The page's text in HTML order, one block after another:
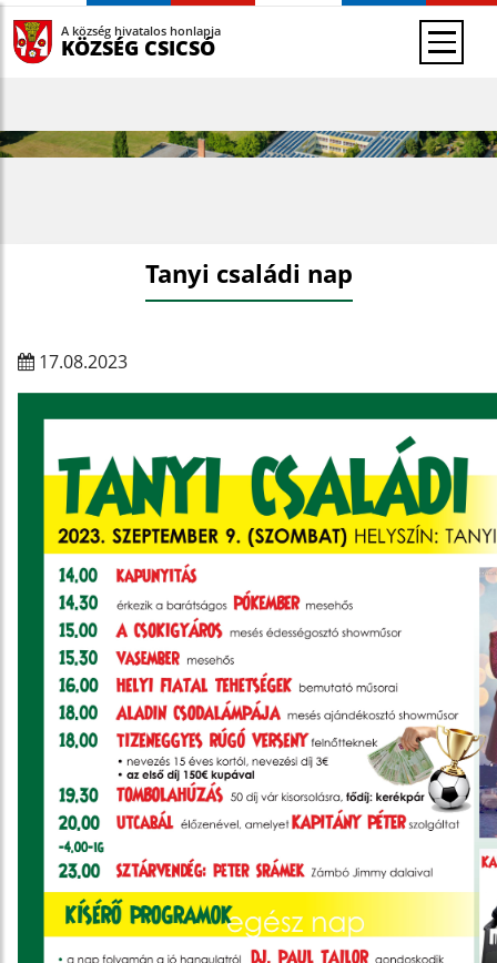
A község hivatalos honlapja
KÖZSÉG CSICSÓ
Tanyi családi nap
17.08.2023